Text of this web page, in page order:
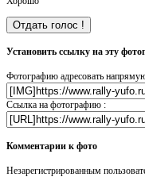
Установить ссылку на эту
Фотографию адресовать
Ссылка на фотографию :
Комментарии к фото
Незарегистрированным